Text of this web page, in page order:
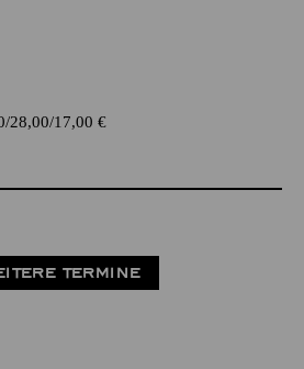
28,00 17,00 €
TERMINE